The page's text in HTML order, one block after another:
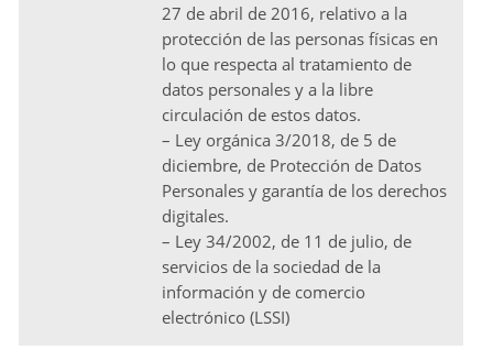
27 de abril de 2016, relativo a la
protección de las personas físicas en
lo que respecta al tratamiento de
datos personales y a la libre
circulación de estos datos.
– Ley orgánica 3/2018, de 5 de
diciembre, de Protección de Datos
Personales y garantía de los derechos
digitales.
– Ley 34/2002, de 11 de julio, de
servicios de la sociedad de la
información y de comercio
electrónico (LSSI)